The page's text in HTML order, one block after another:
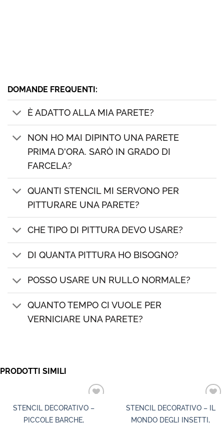
DOMANDE FREQUENTI:
È ADATTO ALLA MIA PARETE?
NON HO MAI DIPINTO UNA PARETE
PRIMA D'ORA. SARÒ IN GRADO DI
FARCELA?
QUANTI STENCIL MI SERVONO PER
PITTURARE UNA PARETE?
CHE TIPO DI PITTURA DEVO USARE?
DI QUANTA PITTURA HO BISOGNO?
POSSO USARE UN RULLO NORMALE?
QUANTO TEMPO CI VUOLE PER
VERNICIARE UNA PARETE?
PRODOTTI SIMILI
STENCIL DECORATIVO –
PICCOLE BARCHE,
STENCIL DECORATIVO – IL
MONDO DEGLI INSETTI,